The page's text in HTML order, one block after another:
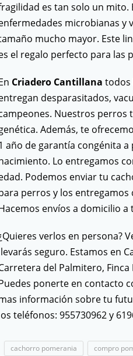
es tan solo un mito.
microbianas y
mucho mayor. Este
el regalo perfecto para las
Criadero Cantillana todos
desparasitados,
Nuestros perros
Además, te
año de garantía congénita
Lo entregamos
Podemos enviar tu
perros y los entregamos
envíos a domicilio a
verlos en persona?
seguro. Estamos en
del Palmitero, Finca
ponerte en contacto
información sobre tu
teléfonos: 955730962 y
cachorro pomerania compro